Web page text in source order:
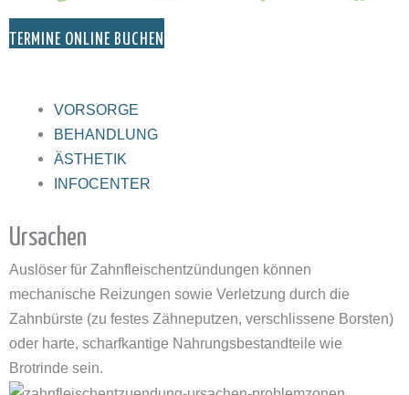
TERMINE ONLINE BUCHEN
VORSORGE
BEHANDLUNG
ÄSTHETIK
INFOCENTER
Ursachen
Auslöser für Zahnfleischentzündungen können
mechanische Reizungen sowie Verletzung durch die
Zahnbürste (zu festes Zähneputzen, verschlissene Borsten)
oder harte, scharfkantige Nahrungsbestandteile wie
Brotrinde sein.